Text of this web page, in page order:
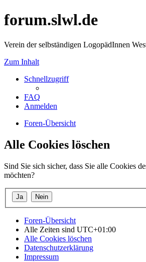
forum.slwl.de
Verein der selbständigen LogopädInnen
Zum Inhalt
Schnellzugriff
FAQ
Anmelden
Foren-Übersicht
Alle Cookies löschen
Sind Sie sich sicher, dass Sie alle Cookies
möchten?
Foren-Übersicht
Alle Zeiten sind UTC+01:00
Alle Cookies löschen
Datenschutzerklärung
Impressum